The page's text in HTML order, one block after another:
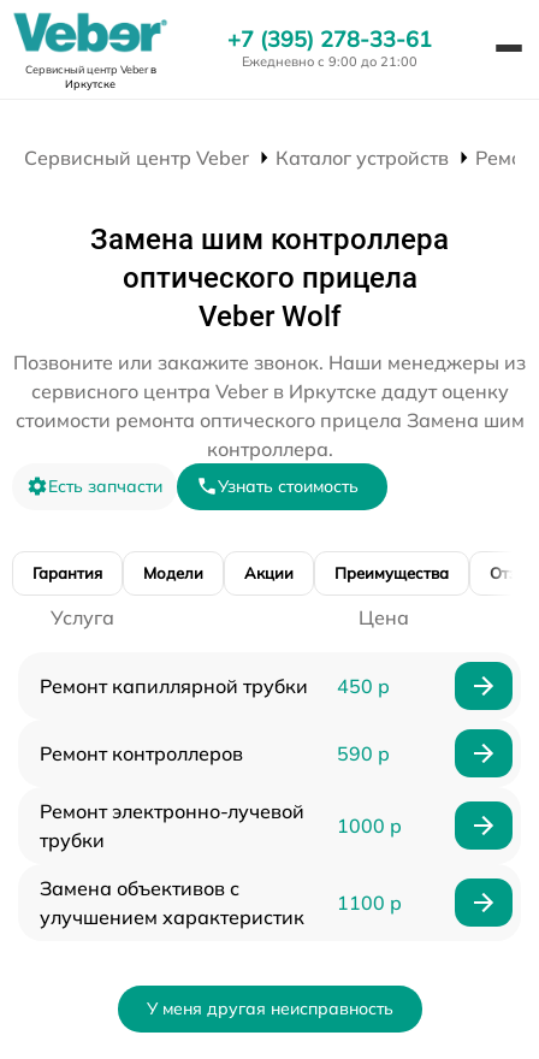
Сервисный центр Veberв
Иркутске
+7 (395) 278-33-61
Ежедневно с 9:00 до 21:00
Сервисный центр Veber Каталог устройств
Замена шим контроллера
оптического прицела
Veber Wolf
Позвоните или закажите звонок. Наши менеджеры из
сервисного центра Veber в Иркутске дадут оценку
стоимости ремонта оптического прицела Замена шим
контроллера.
Есть запчасти Узнать стоимость
Гарантия Модели Акции Преимущества
Услуга Цена
Ремонт капиллярной трубки 450 р
Ремонт контроллеров 590 р
Ремонт электронно-лучевой
трубки
1000 р
Замена объективов с
улучшением характеристик
1100 р
У меня другая неисправность